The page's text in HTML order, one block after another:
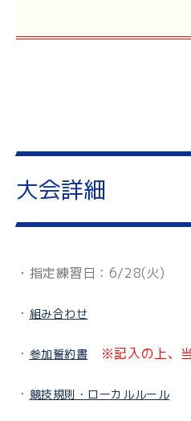
大会詳細
・指定練習日：6/28(火)
・ 組み合わせ
・ 参加誓約書 ※記入の上、
・ 競技規則・ローカルルール